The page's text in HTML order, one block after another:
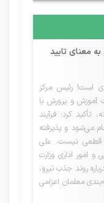
معنای تایید
است! رئیس مرکز
آموزش و پرورش با
تأکید کرد: فرآیند
می‌شود و پذیرفته
قطعی نیست. علی
و امور اداری وزارت
روند جذب نیرو،
معلمان اعزامی